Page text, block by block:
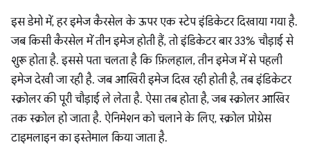
इस डेमो में, हर इमेज कैरसेल के ऊपर एक स्टेप इंडिकेटर दिखाया गया है.
जब किसी कैरसेल में तीन इमेज होती हैं, तो इंडिकेटर बार 33% चौड़ाई से
शुरू होता है. इससे पता चलता है कि फ़िलहाल, तीन इमेज में से पहली
इमेज देखी जा रही है. जब आखिरी इमेज दिख रही होती है, तब इंडिकेटर
स्क्रोलर की पूरी चौड़ाई ले लेता है. ऐसा तब होता है, जब स्क्रोलर आखिर
तक स्क्रोल हो जाता है. ऐनिमेशन को चलाने के लिए, स्क्रोल प्रोग्रेस
टाइमलाइन का इस्तेमाल किया जाता है.